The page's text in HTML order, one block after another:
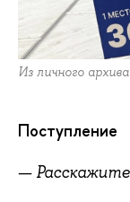
Из личного
Поступление
—